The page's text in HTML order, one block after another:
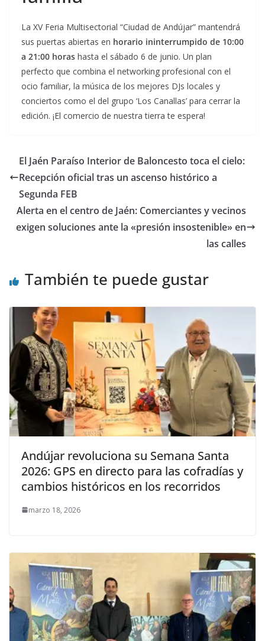
La XV Feria Multisectorial “Ciudad de Andújar” mantendrá
sus puertas abiertas en horario ininterrumpido de 10:00
a 21:00 horas hasta el sábado 6 de junio. Un plan
perfecto que combina el networking profesional con el
ocio familiar, la música de los mejores DJs locales y
conciertos como el del grupo ‘Los Canallas’ para cerrar la
edición. ¡El comercio de nuestra tierra te espera!
El Jaén Paraíso Interior de Baloncesto toca el cielo:
Recepción oficial tras un ascenso histórico a
Segunda FEB
Alerta en el centro de Jaén: Comerciantes y vecinos
exigen soluciones ante la «presión insostenible» en
las calles
También te puede gustar
Andújar revoluciona su Semana Santa
2026: GPS en directo para las cofradías y
cambios históricos en los recorridos
marzo 18, 2026